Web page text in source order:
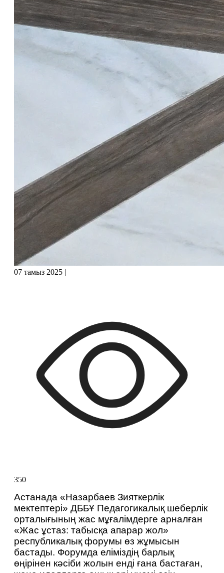
07 тамыз 2025 |
350
Астанада «Назарбаев Зияткерлік
мектептері» ДББҰ Педагогикалық шеберлік
орталығының жас мұғалімдерге арналған
«Жас ұстаз: табысқа апарар жол»
республикалық форумы өз жұмысын
бастады. Форумда еліміздің барлық
өңірінен кәсіби жолын енді ғана бастаған,